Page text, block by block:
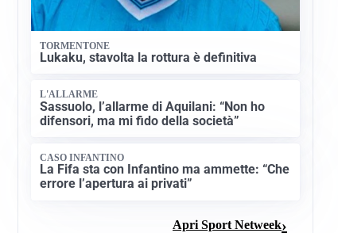
TORMENTONE
Lukaku, stavolta la rottura è definitiva
L'ALLARME
Sassuolo, l’allarme di Aquilani: “Non ho
difensori, ma mi fido della società”
CASO INFANTINO
La Fifa sta con Infantino ma ammette: “Che
errore l’apertura ai privati”
Apri Sport Netweek